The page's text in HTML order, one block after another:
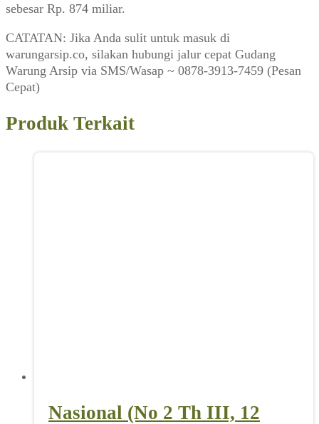
sebesar Rp. 874 miliar.
CATATAN: Jika Anda sulit untuk masuk di
warungarsip.co, silakan hubungi jalur cepat Gudang
Warung Arsip via SMS/Wasap ~ 0878-3913-7459 (Pesan
Cepat)
Produk Terkait
Nasional (No 2 Th III, 12